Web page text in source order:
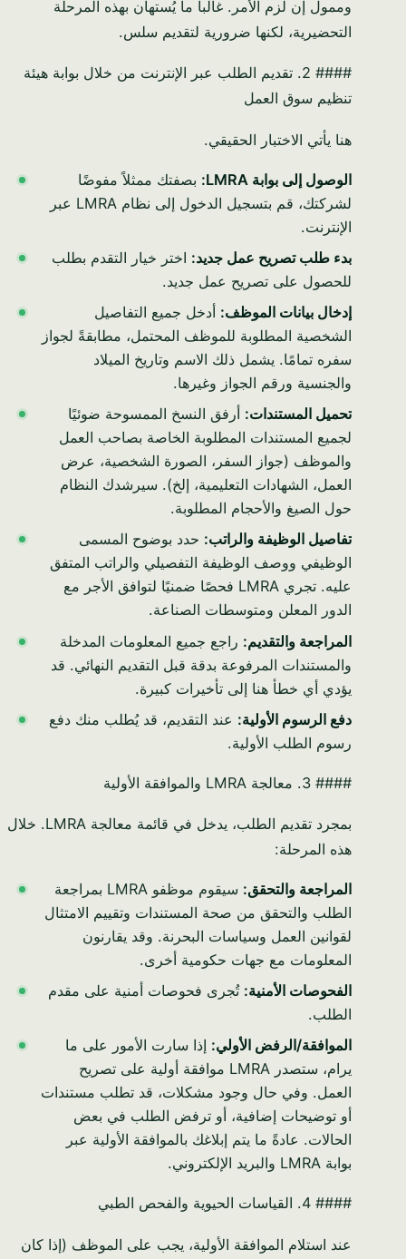
وممول إن لزم الأمر. غالباً ما يُستهان بهذه المرحلة
التحضيرية، لكنها ضرورية لتقديم سلس.
#### 2. تقديم الطلب عبر الإنترنت من خلال بوابة هيئة
تنظيم سوق العمل
هنا يأتي الاختبار الحقيقي.
الوصول إلى بوابة LMRA:
بصفتك ممثلاً مفوضًا
لشركتك، قم بتسجيل الدخول إلى نظام LMRA عبر
الإنترنت.
بدء طلب تصريح عمل جديد: اختر خيار التقدم بطلب
للحصول على تصريح عمل جديد.
إدخال بيانات الموظف: أدخل جميع التفاصيل
الشخصية المطلوبة للموظف المحتمل، مطابقةً لجواز
سفره تمامًا. يشمل ذلك الاسم وتاريخ الميلاد
والجنسية ورقم الجواز وغيرها.
تحميل المستندات: أرفق النسخ الممسوحة ضوئيًا
لجميع المستندات المطلوبة الخاصة بصاحب العمل
والموظف (جواز السفر، الصورة الشخصية، عرض
العمل، الشهادات التعليمية، إلخ). سيرشدك النظام
حول الصيغ والأحجام المطلوبة.
تفاصيل الوظيفة والراتب: حدد بوضوح المسمى
الوظيفي ووصف الوظيفة التفصيلي والراتب المتفق
عليه. تجري LMRA فحصًا ضمنيًا لتوافق الأجر مع
الدور المعلن ومتوسطات الصناعة.
المراجعة والتقديم: راجع جميع المعلومات المدخلة
والمستندات المرفوعة بدقة قبل التقديم النهائي. قد
يؤدي أي خطأ هنا إلى تأخيرات كبيرة.
دفع الرسوم الأولية: عند التقديم، قد يُطلب منك دفع
رسوم الطلب الأولية.
#### 3. معالجة LMRA والموافقة الأولية
بمجرد تقديم الطلب، يدخل في قائمة معالجة LMRA. خلال
هذه المرحلة:
المراجعة والتحقق:
سيقوم موظفو LMRA بمراجعة
الطلب والتحقق من صحة المستندات وتقييم الامتثال
لقوانين العمل وسياسات البحرنة. وقد يقارنون
المعلومات مع جهات حكومية أخرى.
الفحوصات الأمنية: تُجرى فحوصات أمنية على مقدم
الطلب.
الموافقة/الرفض الأولي: إذا سارت الأمور على ما
يرام، ستصدر LMRA موافقة أولية على تصريح
العمل. وفي حال وجود مشكلات، قد تطلب مستندات
أو توضيحات إضافية، أو ترفض الطلب في بعض
الحالات. عادةً ما يتم إبلاغك بالموافقة الأولية عبر
بوابة LMRA والبريد الإلكتروني.
#### 4. القياسات الحيوية والفحص الطبي
عند استلام الموافقة الأولية، يجب على الموظف (إذا كان